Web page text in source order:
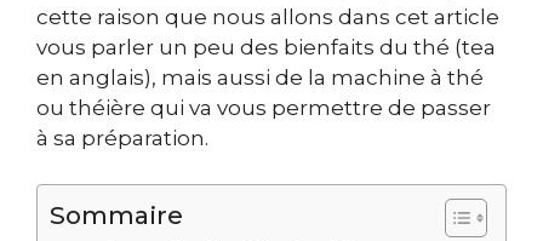
cette raison que nous allons dans cet article
vous parler un peu des bienfaits du thé (tea
en anglais), mais aussi de la machine à thé
ou théière qui va vous permettre de passer
à sa préparation.
Sommaire